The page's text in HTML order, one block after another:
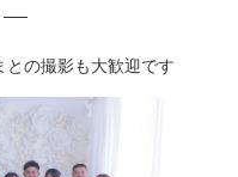
ニティフォト
ウエディング
との撮影も大歓迎です